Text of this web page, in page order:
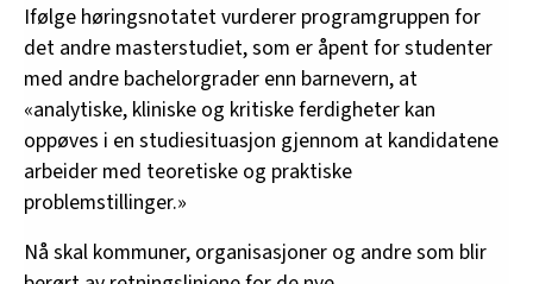
Ifølge høringsnotatet vurderer programgruppen for
det andre masterstudiet, som er åpent for studenter
med andre bachelorgrader enn barnevern, at
«analytiske, kliniske og kritiske ferdigheter kan
oppøves i en studiesituasjon gjennom at kandidatene
arbeider med teoretiske og praktiske
problemstillinger.»
Nå skal kommuner, organisasjoner og andre som blir